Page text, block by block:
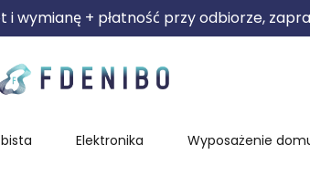
wymianę + płatność przy odbiorze,
Elektronika Wyposażenie